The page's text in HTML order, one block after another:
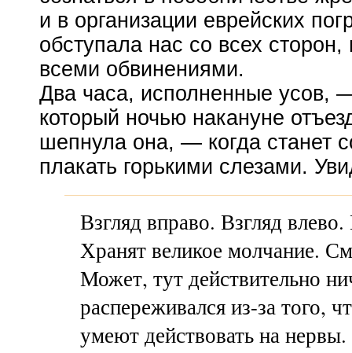
и в организации еврейских
обступала нас со всех
всеми обвинениями.
Два часа, исполненные усов,
который ночью накануне
шепнула она, — когда станет
плакать горькими слезами.
Взгляд вправо. Взгляд
Хранят великое молчание.
Может, тут действительно
распереживалсяиз-затого,
умеют действовать на нервы.